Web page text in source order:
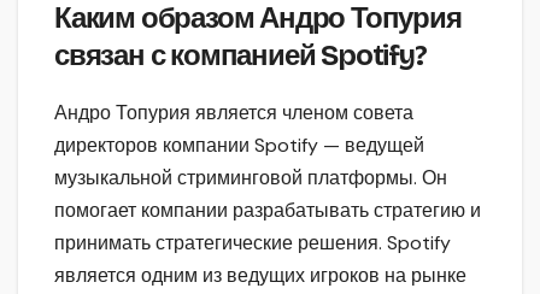
Каким образом Андро Топурия
связан с компанией Spotify?
Андро Топурия является членом совета
директоров компании Spotify — ведущей
музыкальной стриминговой платформы. Он
помогает компании разрабатывать стратегию и
принимать стратегические решения. Spotify
является одним из ведущих игроков на рынке